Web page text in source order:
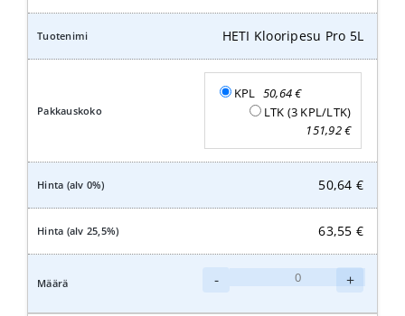
HETI Klooripesu Pro 5L
KPL 50,64€
LTK (3 KPL/LTK)
151,92€
50,64 €
63,55 €
- +